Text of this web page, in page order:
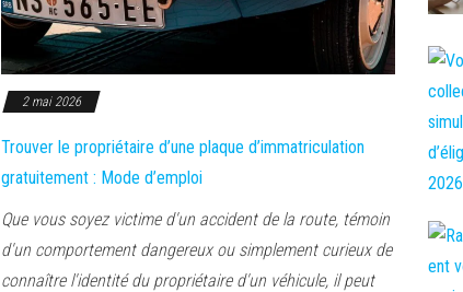
2 mai 2026
Trouver le propriétaire d’une plaque d’immatriculation
gratuitement : Mode d’emploi
Que vous soyez victime d'un accident de la route, témoin
d'un comportement dangereux ou simplement curieux de
connaître l'identité du propriétaire d'un véhicule, il peut